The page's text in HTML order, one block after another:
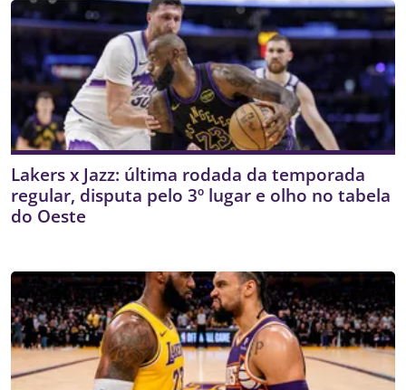
Lakers x Jazz: última rodada da temporada
regular, disputa pelo 3º lugar e olho no tabela
do Oeste